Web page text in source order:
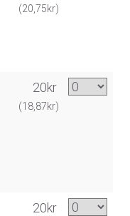
(20,75kr)
20kr
(18,87kr)
20kr